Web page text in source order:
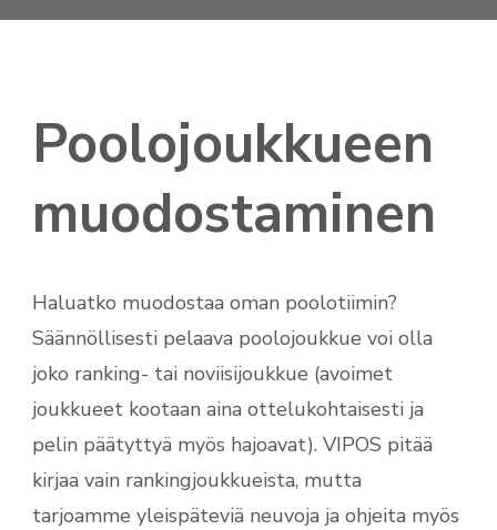
Poolojoukkueen
muodostaminen
Haluatko muodostaa oman poolotiimin?
Säännöllisesti pelaava poolojoukkue voi olla
joko ranking- tai noviisijoukkue (avoimet
joukkueet kootaan aina ottelukohtaisesti ja
pelin päätyttyä myös hajoavat). VIPOS pitää
kirjaa vain rankingjoukkueista, mutta
tarjoamme yleispäteviä neuvoja ja ohjeita myös